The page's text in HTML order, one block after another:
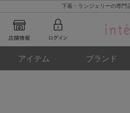
下着・ランジェリーの専
アイテム ブランド